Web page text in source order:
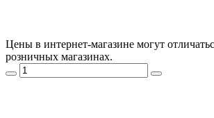
Цены в интернет-магазине могут
розничных магазинах.